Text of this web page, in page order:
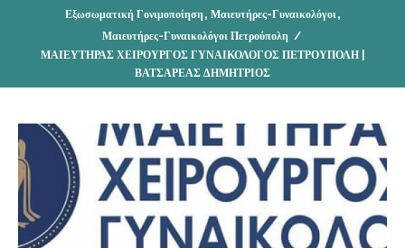
Εξωσωματική Γονιμοποίηση , Μαιευτήρες-Γυναικολόγοι ,
Μαιευτήρες-Γυναικολόγοι Πετρούπολη /
ΜΑΙΕΥΤΗΡΑΣ ΧΕΙΡΟΥΡΓΟΣ ΓΥΝΑΙΚΟΛΟΓΟΣ ΠΕΤΡΟΥΠΟΛΗ |
ΒΑΤΣΑΡΕΑΣ ΔΗΜΗΤΡΙΟΣ